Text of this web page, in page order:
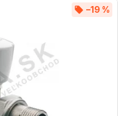
–19 %